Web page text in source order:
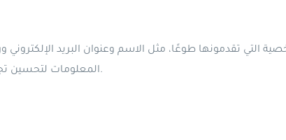
المعلومات لتحسين تجربتكم على الموقع وتزويدكم بالمعلومات والخدمات التي تطلبونها.